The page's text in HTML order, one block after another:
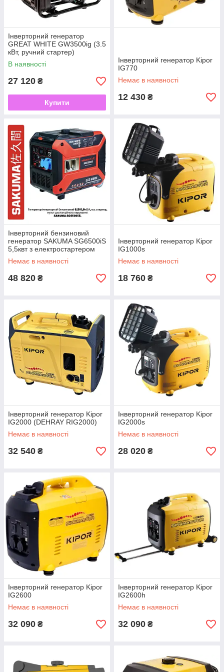
Інверторний генератор
GREAT WHITE GW3500ig (3.5
кВт, ручний стартер)
В наявності
27 120 ₴
Купити
Інверторний генератор Kipor
IG770
Немає в наявності
12 430 ₴
Інверторний бензиновий
генератор SAKUMA SG6500iS
5,5квт з електростартером
Немає в наявності
48 820 ₴
Інверторний генератор Kipor
IG1000s
Немає в наявності
18 760 ₴
Інверторний генератор Kipor
IG2000 (DEHRAY RIG2000)
Немає в наявності
32 540 ₴
Інверторний генератор Kipor
IG2000s
Немає в наявності
28 020 ₴
Інверторний генератор Kipor
IG2600
Немає в наявності
32 090 ₴
Інверторний генератор Kipor
IG2600h
Немає в наявності
32 090 ₴